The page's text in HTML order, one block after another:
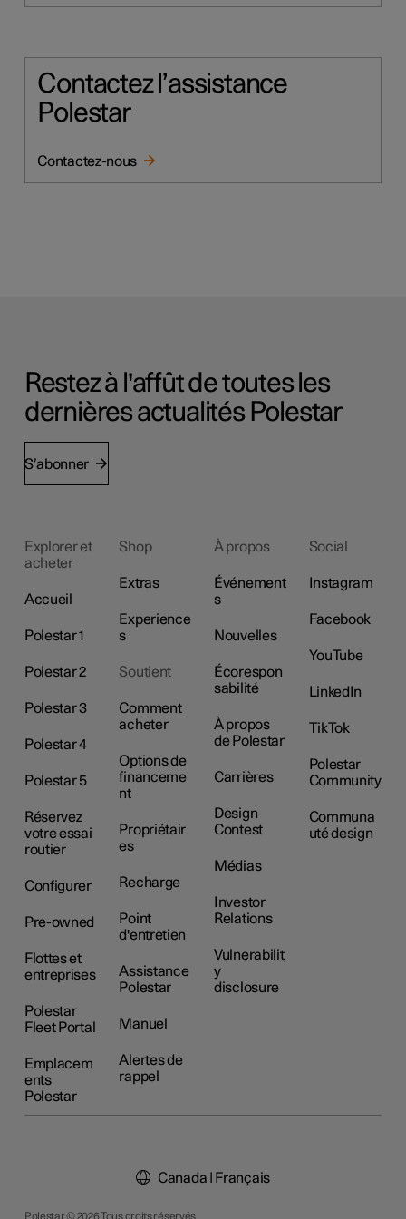
Contactez l’assistance
Polestar
Contactez-nous
Restez à l'affût de toutes les
dernières actualités Polestar
S’abonner
Explorer et
acheter
Accueil
Polestar 1
Polestar 2
Polestar 3
Polestar 4
Polestar 5
Réservez
votre essai
routier
Configurer
Pre-owned
Flottes et
entreprises
Polestar
Fleet Portal
Emplacem
ents
Polestar
Shop
Extras
Experience
s
Soutient
Comment
acheter
Options de
financeme
nt
Propriétair
es
Recharge
Point
d'entretien
Assistance
Polestar
Manuel
Alertes de
rappel
À propos
Événement
s
Nouvelles
Écorespon
sabilité
À propos
de Polestar
Carrières
Design
Contest
Médias
Investor
Relations
Vulnerabilit
y
disclosure
Social
Instagram
Facebook
YouTube
LinkedIn
TikTok
Polestar
Community
Communa
uté design
Polestar © 2026 Tous droits réservés
Canada | Français